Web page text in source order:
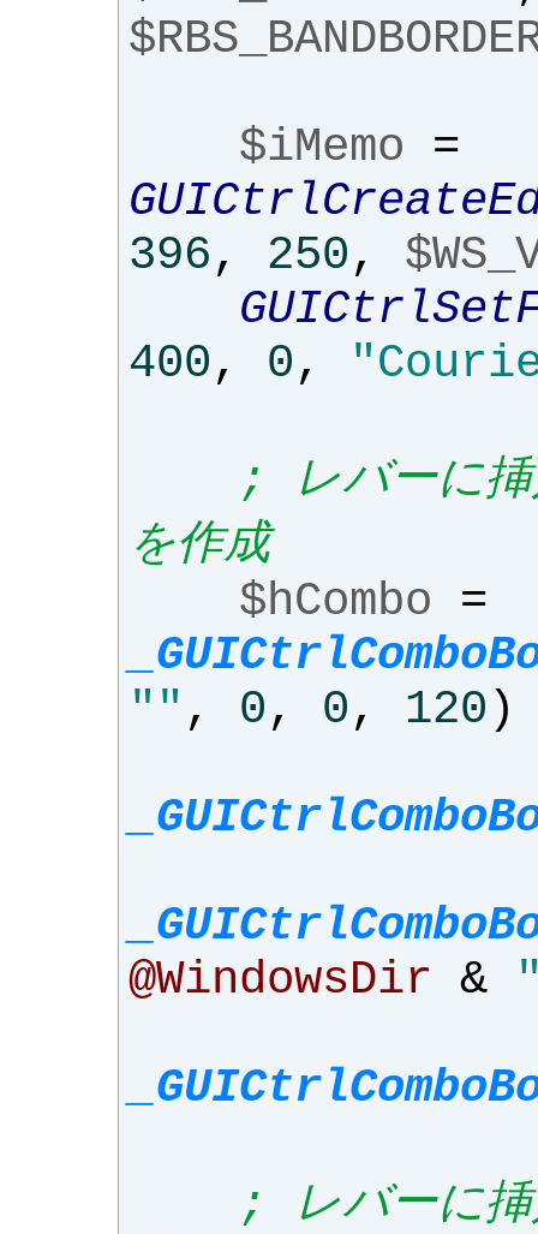
$iMemo =
396, 250,
400, 0,
; レバーに挿
を作成
$hCombo =
"" , 0, 0, 120 )
@WindowsDir &
; レバーに挿